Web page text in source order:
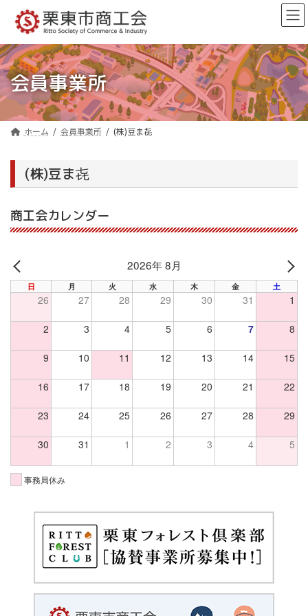
ン
ツ
へ
ス
キ
ッ
ー
シ
ョ
ン
に
移
会員事業所
ホーム 会員事業所 (株)豆ま㐂
(株)豆ま㐂
商工会カレンダー
PREV
2026年 8月
日 月 火 水 木 金 土
26 27 28 29 30 31 1
2 3 4 5 6 7 8
9 10 11 12 13 14 15
16 17 18 19 20 21 22
23 24 25 26 27 28 29
30 31 1 2 3 4 5
事務局休み